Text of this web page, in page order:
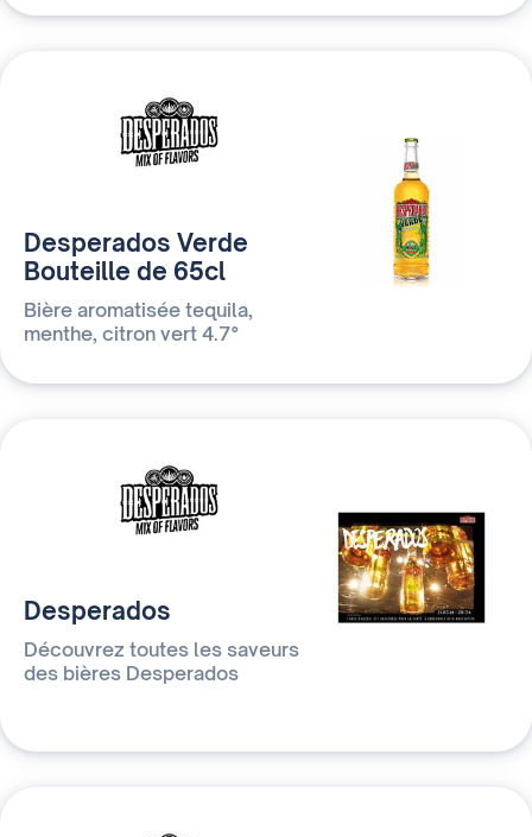
Desperados Verde
Bouteille de 65cl
Bière aromatisée tequila,
menthe, citron vert 4.7°
Desperados
Découvrez toutes les saveurs
des bières Desperados